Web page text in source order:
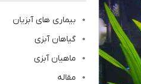
بیماری های آبزیان
گیاهان آبزی
ماهیان آبزی
مقاله